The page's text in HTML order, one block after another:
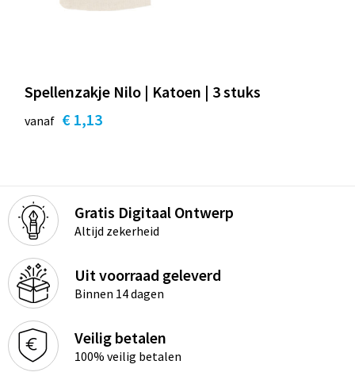
Spellenzakje Nilo | Katoen | 3 stuks
vanaf € 1,13
Gratis Digitaal Ontwerp
Altijd zekerheid
Uit voorraad geleverd
Binnen 14 dagen
Veilig betalen
100% veilig betalen